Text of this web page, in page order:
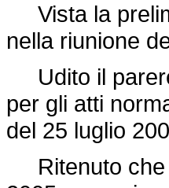
Vista la
nella riunione
Udito il
per gli atti
del 25 luglio
Ritenuto che